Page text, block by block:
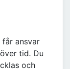
ansvar
tid. Du
och